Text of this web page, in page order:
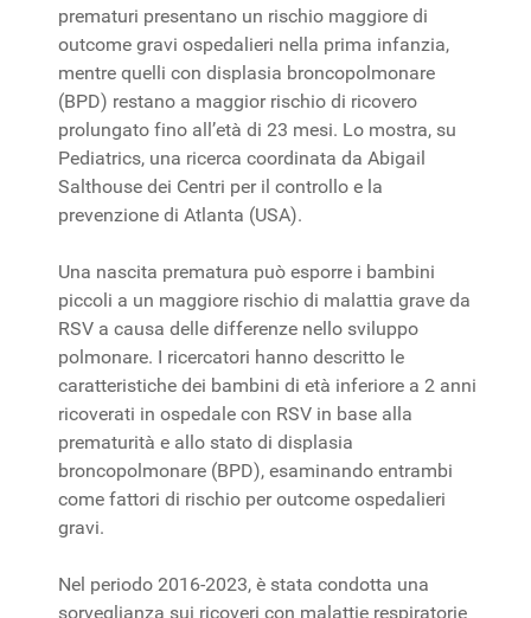
prematuri presentano un rischio maggiore di
outcome gravi ospedalieri nella prima infanzia,
mentre quelli con displasia broncopolmonare
(BPD) restano a maggior rischio di ricovero
prolungato fino all’età di 23 mesi. Lo mostra, su
Pediatrics, una ricerca coordinata da Abigail
Salthouse dei Centri per il controllo e la
prevenzione di Atlanta (USA).
Una nascita prematura può esporre i bambini
piccoli a un maggiore rischio di malattia grave da
RSV a causa delle differenze nello sviluppo
polmonare. I ricercatori hanno descritto le
caratteristiche dei bambini di età inferiore a 2 anni
ricoverati in ospedale con RSV in base alla
prematurità e allo stato di displasia
broncopolmonare (BPD), esaminando entrambi
come fattori di rischio per outcome ospedalieri
gravi.
Nel periodo 2016-2023, è stata condotta una
sorveglianza sui ricoveri con malattie respiratorie